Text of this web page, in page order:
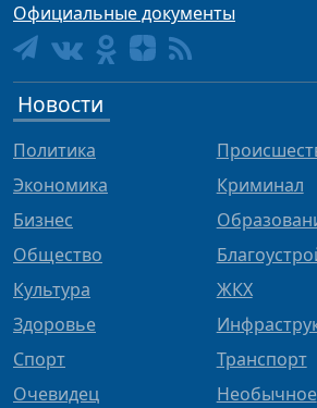
Официальные документы
Новости
Политика
Экономика
Бизнес
Общество
Культура
Здоровье
Спорт
Очевидец
Криминал
ЖКХ
Транспорт
Необычное